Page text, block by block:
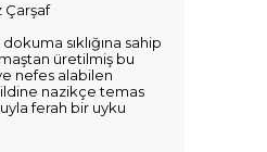
Çarşaf
sıklığına sahip
üretilmiş bu
nefes alabilen
nazikçe temas
ferah bir uyku